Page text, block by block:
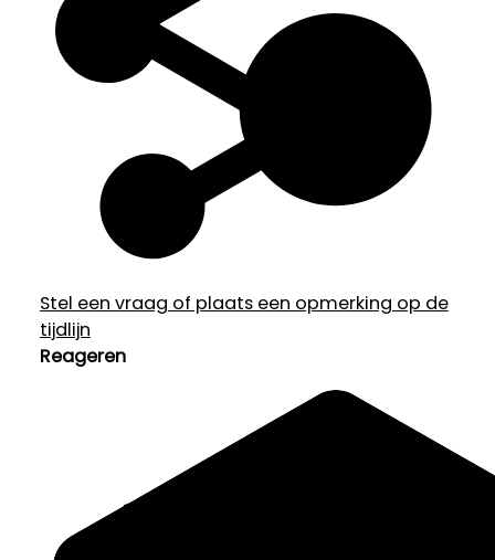
Stel een vraag of plaats een opmerking op de
tijdlijn
Reageren